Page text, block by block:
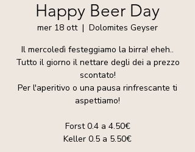
Happy Beer Day
mer 18 ott
  |
Dolomites Geyser
Il mercoledì festeggiamo la birra! eheh..
Tutto il giorno il nettare degli dei a prezzo
scontato!
Per l'aperitivo o una pausa rinfrescante ti
aspettiamo!
Forst 0.4 a 4.50€
Keller 0.5 a 5.50€